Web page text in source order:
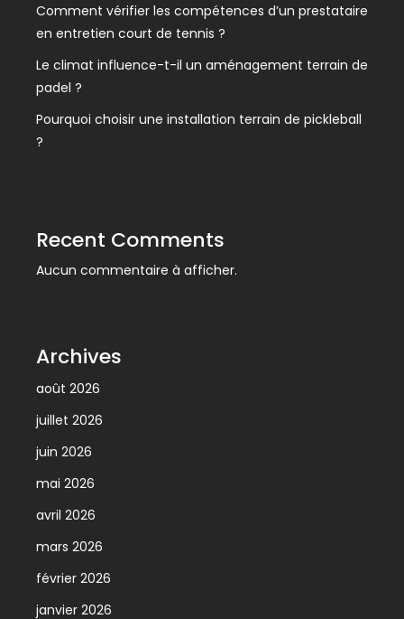
Comment vérifier les compétences d’un prestataire
en entretien court de tennis ?
Le climat influence-t-il un aménagement terrain de
padel ?
Pourquoi choisir une installation terrain de pickleball
?
Recent Comments
Aucun commentaire à afficher.
Archives
août 2026
juillet 2026
juin 2026
mai 2026
avril 2026
mars 2026
février 2026
janvier 2026